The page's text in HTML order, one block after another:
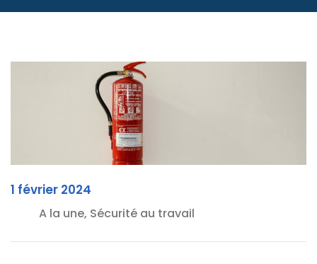
1 février 2024
A la une, Sécurité au travail